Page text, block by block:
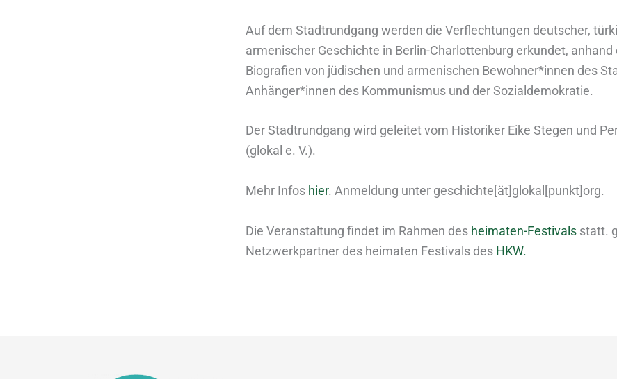
Auf dem Stadtrundgang werden die Verflechtungen deutscher,
armenischer Geschichte in Berlin-Charlottenburg erkundet, anhand
Biografien von jüdischen und armenischen Bewohner*innen des
Anhänger*innen des Kommunismus und der Sozialdemokratie.
Der Stadtrundgang wird geleitet vom Historiker Eike Stegen und
(glokal e. V.).
Mehr Infos hier. Anmeldung unter geschichte[ät]glokal[punkt]org.
Die Veranstaltung findet im Rahmen des heimaten-Festivals statt.
Netzwerkpartner des heimaten Festivals des HKW.